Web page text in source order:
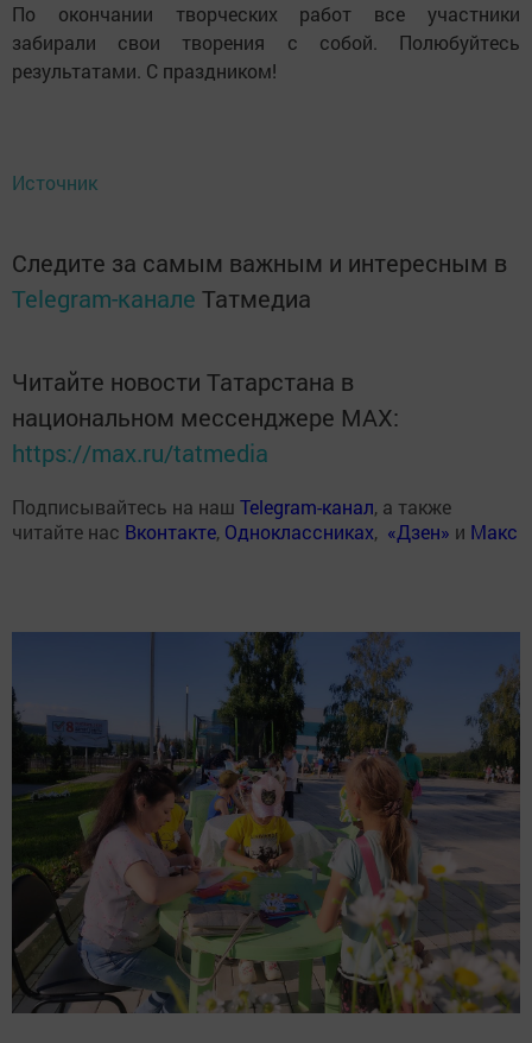
По окончании творческих работ все участники
забирали свои творения с собой. Полюбуйтесь
результатами. С праздником!
Источник
Следите за самым важным и интересным в
Telegram-канале Татмедиа
Читайте новости Татарстана в
национальном мессенджере MАХ:
https://max.ru/tatmedia
Подписывайтесь на наш Telegram-канал, а также
читайте нас Вконтакте, Одноклассниках, «Дзен» и Макс